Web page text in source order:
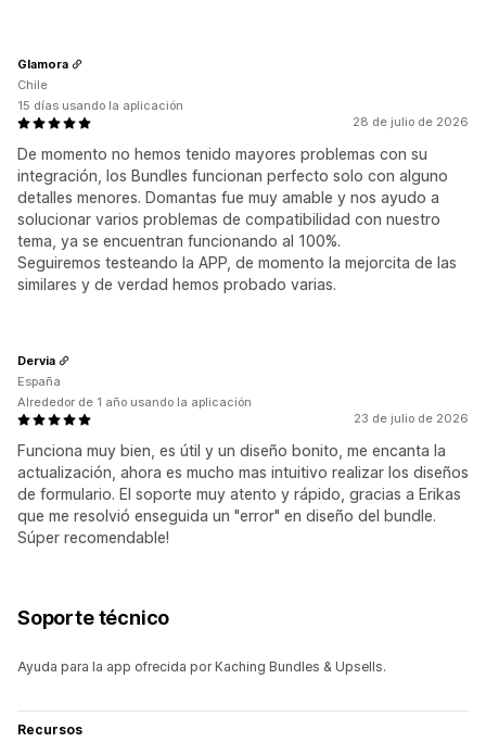
28 de julio de 2026
De momento no hemos tenido mayores problemas con su
integración, los Bundles funcionan perfecto solo con alguno
detalles menores. Domantas fue muy amable y nos ayudo a
solucionar varios problemas de compatibilidad con nuestro
tema, ya se encuentran funcionando al 100%.
Seguiremos testeando la APP, de momento la mejorcita de las
similares y de verdad hemos probado varias.
Glamora
Chile
15 días usando la aplicación
23 de julio de 2026
Funciona muy bien, es útil y un diseño bonito, me encanta la
actualización, ahora es mucho mas intuitivo realizar los diseños
de formulario. El soporte muy atento y rápido, gracias a Erikas
que me resolvió enseguida un "error" en diseño del bundle.
Súper recomendable!
Dervia
España
Alrededor de 1 año usando la aplicación
Soporte técnico
Ayuda para la app ofrecida por Kaching Bundles & Upsells.
Recursos